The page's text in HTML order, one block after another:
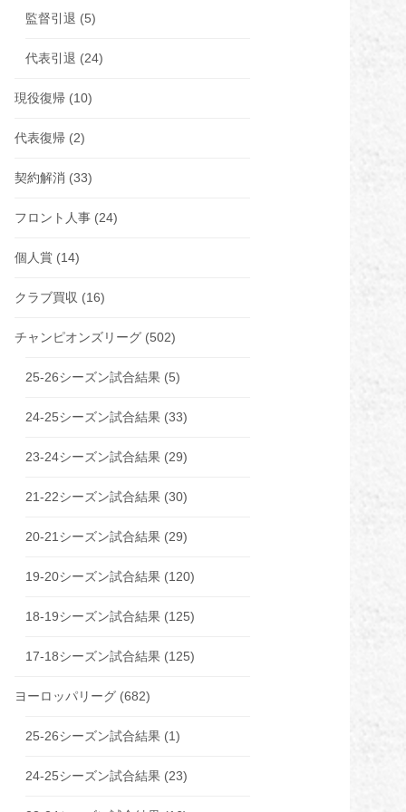
監督引退 (5)
代表引退 (24)
現役復帰 (10)
代表復帰 (2)
契約解消 (33)
フロント人事 (24)
個人賞 (14)
クラブ買収 (16)
チャンピオンズリーグ (502)
25-26シーズン試合結果 (5)
24-25シーズン試合結果 (33)
23-24シーズン試合結果 (29)
21-22シーズン試合結果 (30)
20-21シーズン試合結果 (29)
19-20シーズン試合結果 (120)
18-19シーズン試合結果 (125)
17-18シーズン試合結果 (125)
ヨーロッパリーグ (682)
25-26シーズン試合結果 (1)
24-25シーズン試合結果 (23)